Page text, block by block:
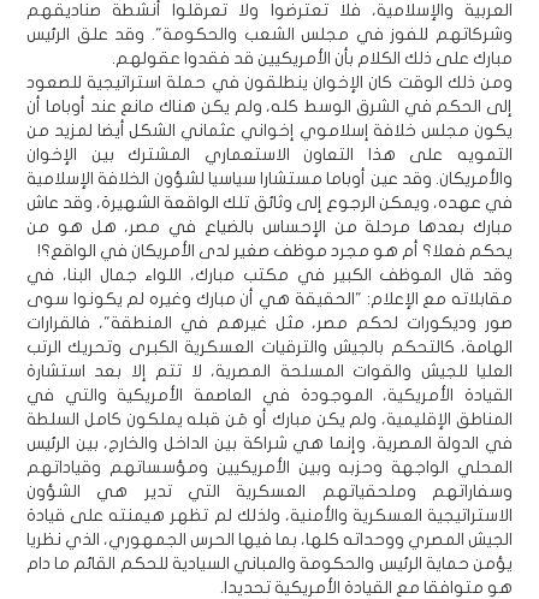
العربية والإسلامية، فلا تعترضوا ولا تعرقلوا أنشطة صناديقهم
وشركاتهم للفوز في مجلس الشعب والحكومة". وقد علق الرئيس
مبارك على ذلك الكلام بأن الأمريكيين قد فقدوا عقولهم.
ومن ذلك الوقت كان الإخوان ينطلقون في حملة استراتيجية للصعود
إلى الحكم في الشرق الوسط كله، ولم يكن هناك مانع عند أوباما أن
يكون مجلس خلافة إسلاموي إخواني عثماني الشكل أيضا لمزيد من
التمويه على هذا التعاون الاستعماري المشترك بين الإخوان
والأمريكان. وقد عين أوباما مستشارا سياسيا لشؤون الخلافة الإسلامية
في عهده، ويمكن الرجوع إلى وثائق تلك الواقعة الشهيرة، وقد عاش
مبارك بعدها مرحلة من الإحساس بالضياع في مصر، هل هو من
يحكم فعلا؟ أم هو مجرد موظف صغير لدى الأمريكان في الواقع؟!
وقد قال الموظف الكبير في مكتب مبارك، اللواء جمال البنا، في
مقابلاته مع الإعلام: "الحقيقة هي أن مبارك وغيره لم يكونوا سوى
صور وديكورات لحكم مصر، مثل غيرهم في المنطقة"، فالقرارات
الهامة، كالتحكم بالجيش والترقيات العسكرية الكبرى وتحريك الرتب
العليا للجيش والقوات المسلحة المصرية، لا تتم إلا بعد استشارة
القيادة الأمريكية، الموجودة في العاصمة الأمريكية والتي في
المناطق الإقليمية، ولم يكن مبارك أو مَن قبله يملكون كامل السلطة
في الدولة المصرية، وإنما هي شراكة بين الداخل والخارج، بين الرئيس
المحلي الواجهة وحزبه وبين الأمريكيين ومؤسساتهم وقياداتهم
وسفاراتهم وملحقياتهم العسكرية التي تدير هي الشؤون
الاستراتيجية العسكرية والأمنية، ولذلك لم تظهر هيمنته على قيادة
الجيش المصري ووحداته كلها، بما فيها الحرس الجمهوري، الذي نظريا
يؤمن حماية الرئيس والحكومة والمباني السيادية للحكم القائم ما دام
هو متوافقا مع القيادة الأمريكية تحديدا.